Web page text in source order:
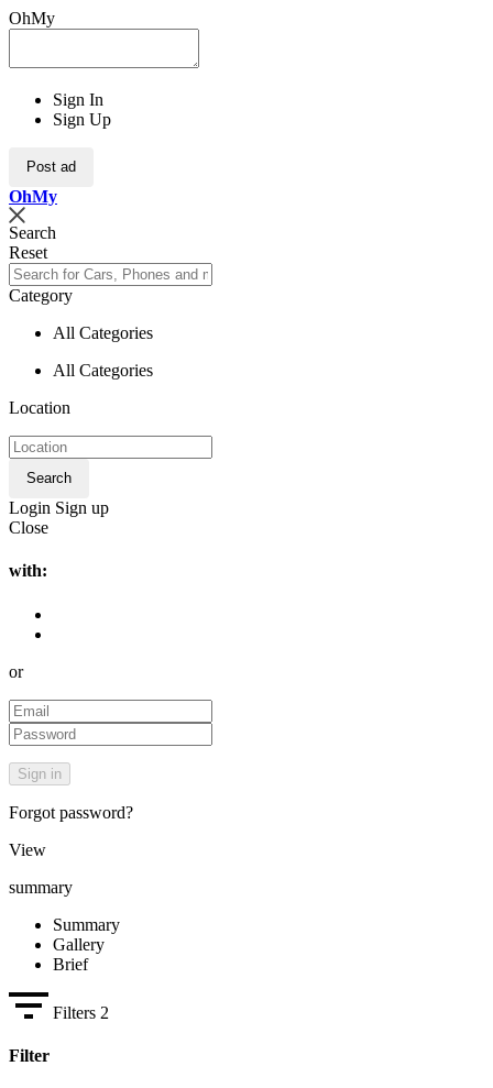
OhMy
Sign In
Sign Up
Post ad
OhMy
Search
Reset
Category
All Categories
All Categories
Location
Search
Login Sign up
Close
with:
or
Forgot password?
View
summary
Summary
Gallery
Brief
Filters 2
Filter